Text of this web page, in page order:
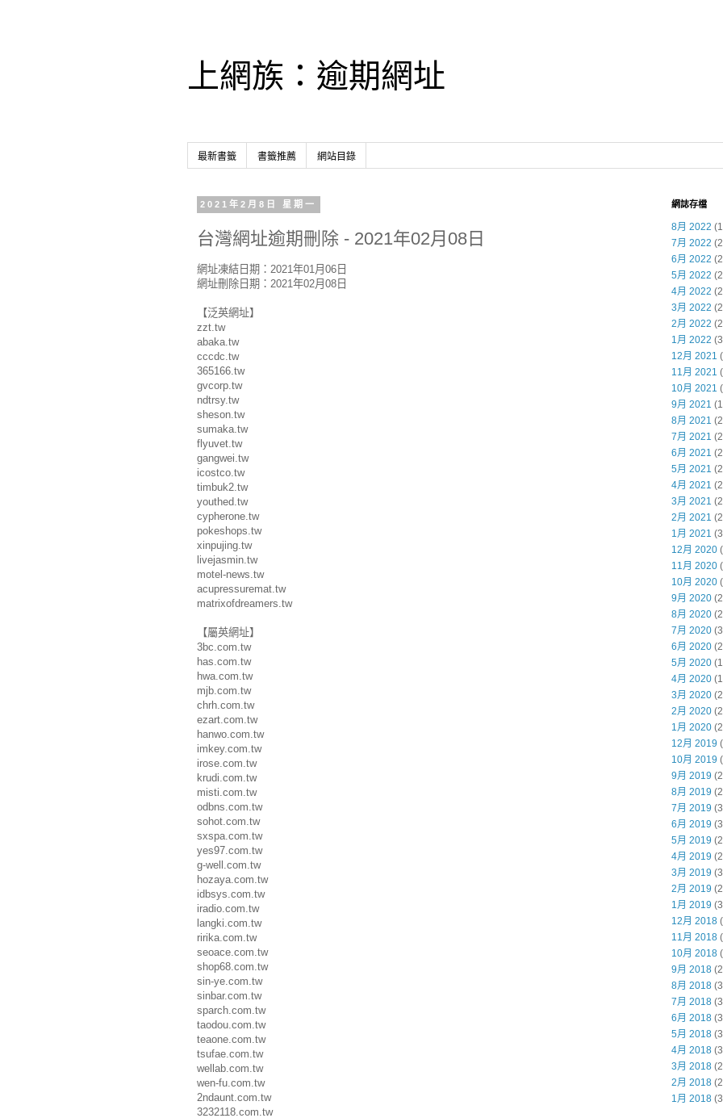
上網族：逾期網址
最新書籤 書籤推薦 網站目錄
2021年2月8日 星期一
台灣網址逾期刪除 - 2021年02月08日
網址凍結日期：2021年01月06日
網址刪除日期：2021年02月08日
【泛英網址】
zzt.tw
abaka.tw
cccdc.tw
365166.tw
gvcorp.tw
ndtrsy.tw
sheson.tw
sumaka.tw
flyuvet.tw
gangwei.tw
icostco.tw
timbuk2.tw
youthed.tw
cypherone.tw
pokeshops.tw
xinpujing.tw
livejasmin.tw
motel-news.tw
acupressuremat.tw
matrixofdreamers.tw
【屬英網址】
3bc.com.tw
has.com.tw
hwa.com.tw
mjb.com.tw
chrh.com.tw
ezart.com.tw
hanwo.com.tw
imkey.com.tw
irose.com.tw
krudi.com.tw
misti.com.tw
odbns.com.tw
sohot.com.tw
sxspa.com.tw
yes97.com.tw
g-well.com.tw
hozaya.com.tw
idbsys.com.tw
iradio.com.tw
langki.com.tw
ririka.com.tw
seoace.com.tw
shop68.com.tw
sin-ye.com.tw
sinbar.com.tw
sparch.com.tw
taodou.com.tw
teaone.com.tw
tsufae.com.tw
wellab.com.tw
wen-fu.com.tw
2ndaunt.com.tw
3232118.com.tw
網誌存檔
8月 2022
7月 2022
6月 2022
5月 2022
4月 2022
3月 2022
2月 2022
1月 2022
12月 2021
11月 2021
10月 2021
9月 2021
8月 2021
7月 2021
6月 2021
5月 2021
4月 2021
3月 2021
2月 2021
1月 2021
12月 2020
11月 2020
10月 2020
9月 2020
8月 2020
7月 2020
6月 2020
5月 2020
4月 2020
3月 2020
2月 2020
1月 2020
12月 2019
10月 2019
9月 2019
8月 2019
7月 2019
6月 2019
5月 2019
4月 2019
3月 2019
2月 2019
1月 2019
12月 2018
11月 2018
10月 2018
9月 2018
8月 2018
7月 2018
6月 2018
5月 2018
4月 2018
3月 2018
2月 2018
1月 2018